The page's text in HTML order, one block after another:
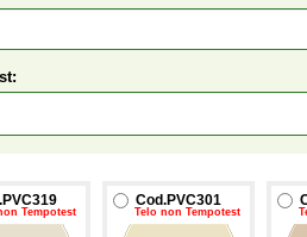
Tempotest
Cod.PVC301
Telo non Tempotest